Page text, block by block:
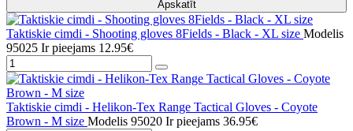
Apskatīt
Taktiskie cimdi - Shooting gloves 8Fields - Black - XL size Modelis
95025 Ir pieejams 12.95€
Taktiskie cimdi - Helikon-Tex Range Tactical Gloves - Coyote
Brown - M size Modelis 95020 Ir pieejams 36.95€